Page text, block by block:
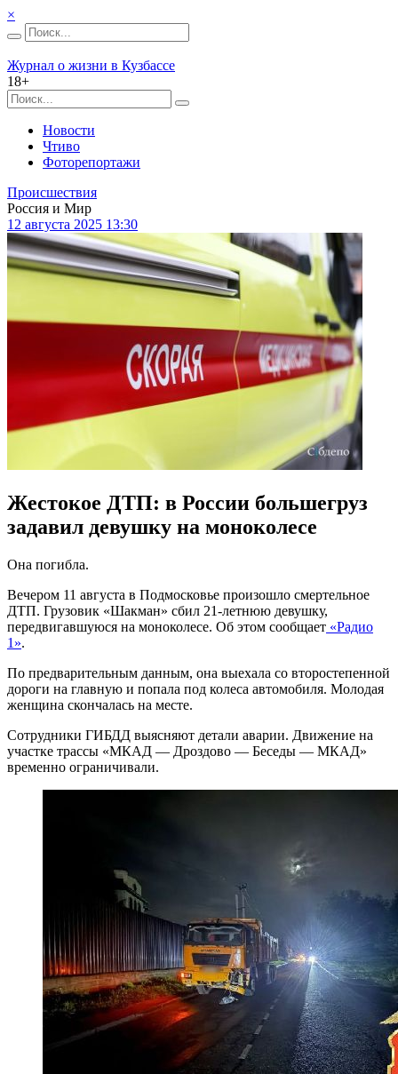
×
Журнал о жизни в Кузбассе
18+
Новости
Чтиво
Фоторепортажи
Происшествия
Россия и Мир
12 августа 2025 13:30
Жестокое ДТП: в России большегруз
задавил девушку на моноколесе
Она погибла.
Вечером 11 августа в Подмосковье произошло смертельное
ДТП. Грузовик «Шакман» сбил 21-летнюю девушку,
передвигавшуюся на моноколесе. Об этом сообщает «Радио
1».
По предварительным данным, она выехала со второстепенной
дороги на главную и попала под колеса автомобиля. Молодая
женщина скончалась на месте.
Сотрудники ГИБДД выясняют детали аварии. Движение на
участке трассы «МКАД — Дроздово — Беседы — МКАД»
временно ограничивали.